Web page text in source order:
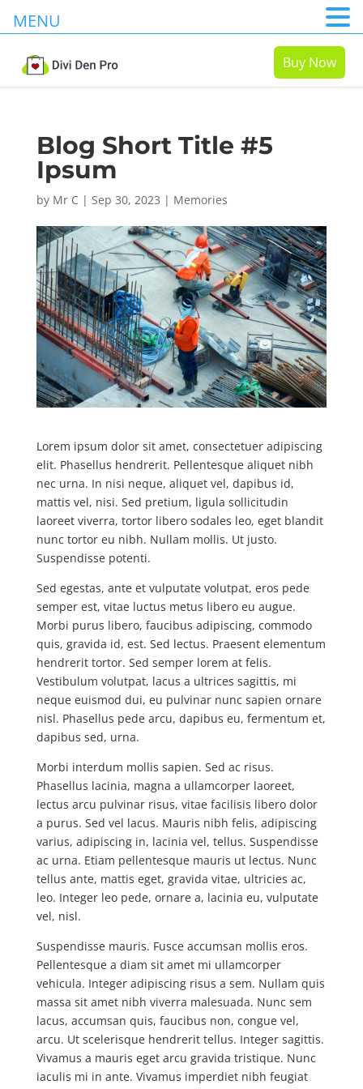
Buy Now
Blog Short Title #5
Ipsum
by Mr C | Sep 30, 2023 | Memories
Lorem ipsum dolor sit amet, consectetuer adipiscing
elit. Phasellus hendrerit. Pellentesque aliquet nibh
nec urna. In nisi neque, aliquet vel, dapibus id,
mattis vel, nisi. Sed pretium, ligula sollicitudin
laoreet viverra, tortor libero sodales leo, eget blandit
nunc tortor eu nibh. Nullam mollis. Ut justo.
Suspendisse potenti.
Sed egestas, ante et vulputate volutpat, eros pede
semper est, vitae luctus metus libero eu augue.
Morbi purus libero, faucibus adipiscing, commodo
quis, gravida id, est. Sed lectus. Praesent elementum
hendrerit tortor. Sed semper lorem at felis.
Vestibulum volutpat, lacus a ultrices sagittis, mi
neque euismod dui, eu pulvinar nunc sapien ornare
nisl. Phasellus pede arcu, dapibus eu, fermentum et,
dapibus sed, urna.
Morbi interdum mollis sapien. Sed ac risus.
Phasellus lacinia, magna a ullamcorper laoreet,
lectus arcu pulvinar risus, vitae facilisis libero dolor
a purus. Sed vel lacus. Mauris nibh felis, adipiscing
varius, adipiscing in, lacinia vel, tellus. Suspendisse
ac urna. Etiam pellentesque mauris ut lectus. Nunc
tellus ante, mattis eget, gravida vitae, ultricies ac,
leo. Integer leo pede, ornare a, lacinia eu, vulputate
vel, nisl.
Suspendisse mauris. Fusce accumsan mollis eros.
Pellentesque a diam sit amet mi ullamcorper
vehicula. Integer adipiscing risus a sem. Nullam quis
massa sit amet nibh viverra malesuada. Nunc sem
lacus, accumsan quis, faucibus non, congue vel,
arcu. Ut scelerisque hendrerit tellus. Integer sagittis.
Vivamus a mauris eget arcu gravida tristique. Nunc
iaculis mi in ante. Vivamus imperdiet nibh feugiat
MENU